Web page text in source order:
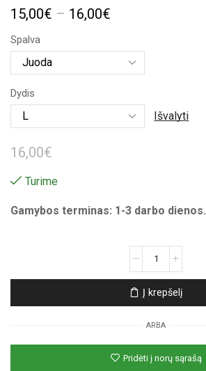
15,00€ – 16,00€
15,00€
through
16,00€
Spalva
Dydis
Išvalyti
16,00€
Turime
Gamybos terminas: 1-3 darbo dienos.
Unisex
marškinėliai
spauda
„Royal
flush“
Į krepšelį
ARBA
Pridėti į norų sąrašą